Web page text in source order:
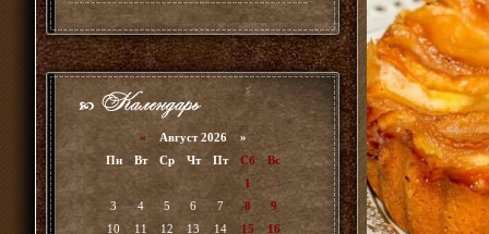
« Август 2026 »
Пн
Вт Ср Чт Пт Сб
Вс
1
2
3
4 5 6 7 8
9
10
11 12 13 14 15
16